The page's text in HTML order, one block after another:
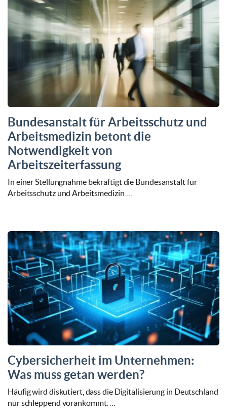
Bundesanstalt für Arbeitsschutz und
Arbeitsmedizin betont die
Notwendigkeit von
Arbeitszeiterfassung
In einer Stellungnahme bekräftigt die Bundesanstalt für
Arbeitsschutz und Arbeitsmedizin …
Cybersicherheit im Unternehmen:
Was muss getan werden?
Häufig wird diskutiert, dass die Digitalisierung in Deutschland
nur schleppend vorankommt. …